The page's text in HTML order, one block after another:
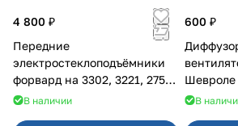
4 800 ₽
Передние
электростеклоподъёмники
форвард на 3302, 3221, 2752,
2217В наличии
600 ₽
В